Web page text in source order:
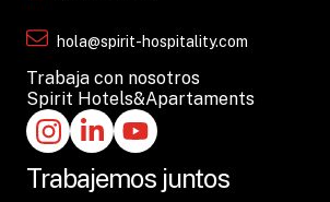
hola@spirit-hospitality.com
Trabaja con nosotros
Spirit Hotels&Apartaments
Trabajemos juntos